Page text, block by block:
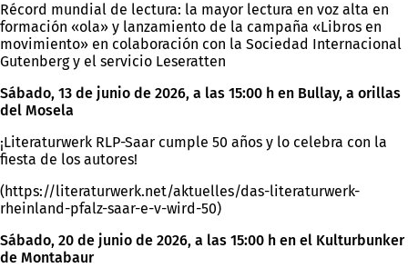
Récord mundial de lectura: la mayor lectura en voz alta en
formación «ola» y lanzamiento de la campaña «Libros en
movimiento» en colaboración con la Sociedad Internacional
Gutenberg y el servicio Leseratten
Sábado, 13 de junio de 2026, a las 15:00 h en Bullay, a orillas
del Mosela
¡Literaturwerk RLP-Saar cumple 50 años y lo celebra con la
fiesta de los autores!
(https://literaturwerk.net/aktuelles/das-literaturwerk-
rheinland-pfalz-saar-e-v-wird-50)
Sábado, 20 de junio de 2026, a las 15:00 h en el Kulturbunker
de Montabaur